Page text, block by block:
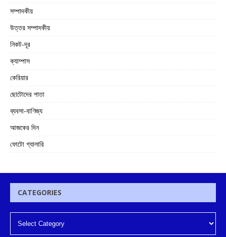
সম্পাদকীয়
উত্তর সম্পাদকীয়
নিকট-দূর
ক্যাম্পাস
কেরিয়ার
ছোটোদের পাতা
ব্যবসা-বাণিজ্য
আজকের দিন
ফোটো গ্যালারি
CATEGORIES